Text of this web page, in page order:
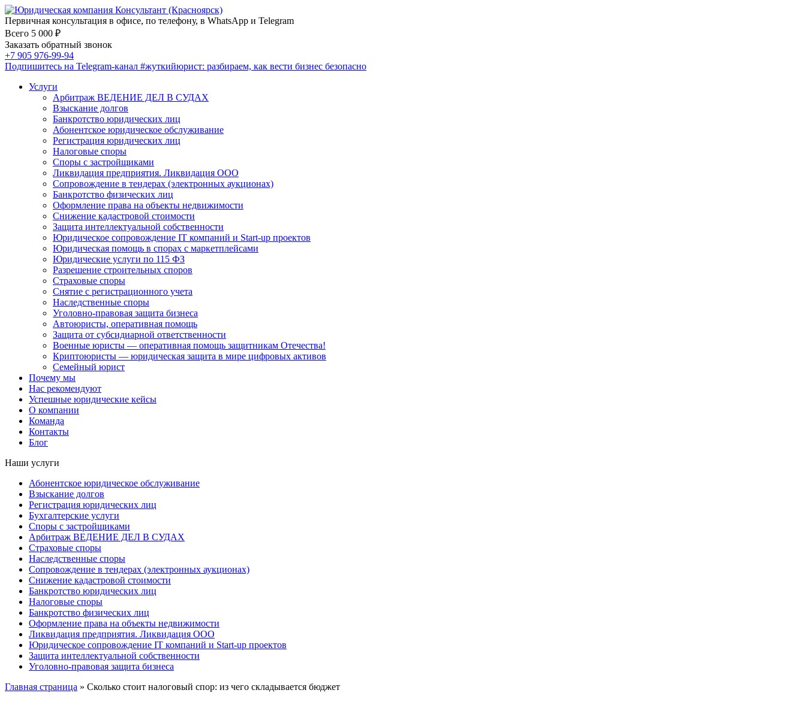
Первичная консультация в офисе, по телефону, в WhatsApp и Telegram
Всего 5 000 ₽
Заказать обратный звонок
+7 905 976-99-94
Подпишитесь на Telegram-канал #жуткийюрист: разбираем, как вести бизнес безопасно
Услуги
Арбитраж ВЕДЕНИЕ ДЕЛ В СУДАХ
Взыскание долгов
Банкротство юридических лиц
Абонентское юридическое обслуживание
Регистрация юридических лиц
Налоговые споры
Споры с застройщиками
Ликвидация предприятия. Ликвидация ООО
Сопровождение в тендерах (электронных аукционах)
Банкротство физических лиц
Оформление права на объекты недвижимости
Снижение кадастровой стоимости
Защита интеллектуальной собственности
Юридическое сопровождение IT компаний и Start-up проектов
Юридическая помощь в спорах с маркетплейсами
Юридические услуги по 115 ФЗ
Разрешение строительных споров
Страховые споры
Снятие с регистрационного учета
Наследственные споры
Уголовно-правовая защита бизнеса
Автоюристы, оперативная помощь
Защита от субсидиарной ответственности
Военные юристы — оперативная помощь защитникам Отечества!
Криптоюристы — юридическая защита в мире цифровых активов
Семейный юрист
Почему мы
Нас рекомендуют
Успешные юридические кейсы
О компании
Команда
Контакты
Блог
Наши услуги
Абонентское юридическое обслуживание
Взыскание долгов
Регистрация юридических лиц
Бухгалтерские услуги
Споры с застройщиками
Арбитраж ВЕДЕНИЕ ДЕЛ В СУДАХ
Страховые споры
Наследственные споры
Сопровождение в тендерах (электронных аукционах)
Снижение кадастровой стоимости
Банкротство юридических лиц
Налоговые споры
Банкротство физических лиц
Оформление права на объекты недвижимости
Ликвидация предприятия. Ликвидация ООО
Юридическое сопровождение IT компаний и Start-up проектов
Защита интеллектуальной собственности
Уголовно-правовая защита бизнеса
Главная страница » Сколько стоит налоговый спор: из чего складывается бюджет